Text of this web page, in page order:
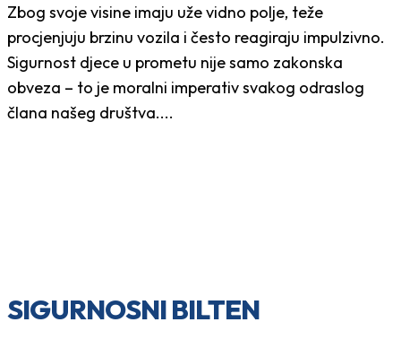
Zbog svoje visine imaju uže vidno polje, teže
procjenjuju brzinu vozila i često reagiraju impulzivno.
Sigurnost djece u prometu nije samo zakonska
obveza – to je moralni imperativ svakog odraslog
člana našeg društva....
SIGURNOSNI BILTEN